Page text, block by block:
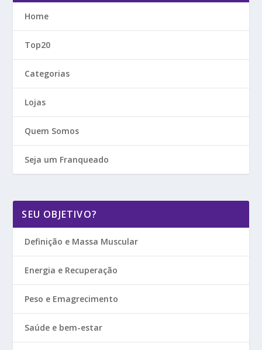
Home
Top20
Categorias
Lojas
Quem Somos
Seja um Franqueado
SEU OBJETIVO?
Definição e Massa Muscular
Energia e Recuperação
Peso e Emagrecimento
Saúde e bem-estar